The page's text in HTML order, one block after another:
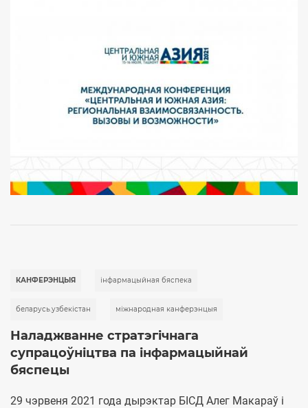
КАНФЕРЭНЦЫЯ інфармацыйная бяспека
беларусь.узбекістан міжнародная канферэнцыя
Наладжванне стратэгічнага
супрацоўніцтва па інфармацыйнай
бяспецы
29 чэрвеня 2021 года дырэктар БІСД Алег Макараў і